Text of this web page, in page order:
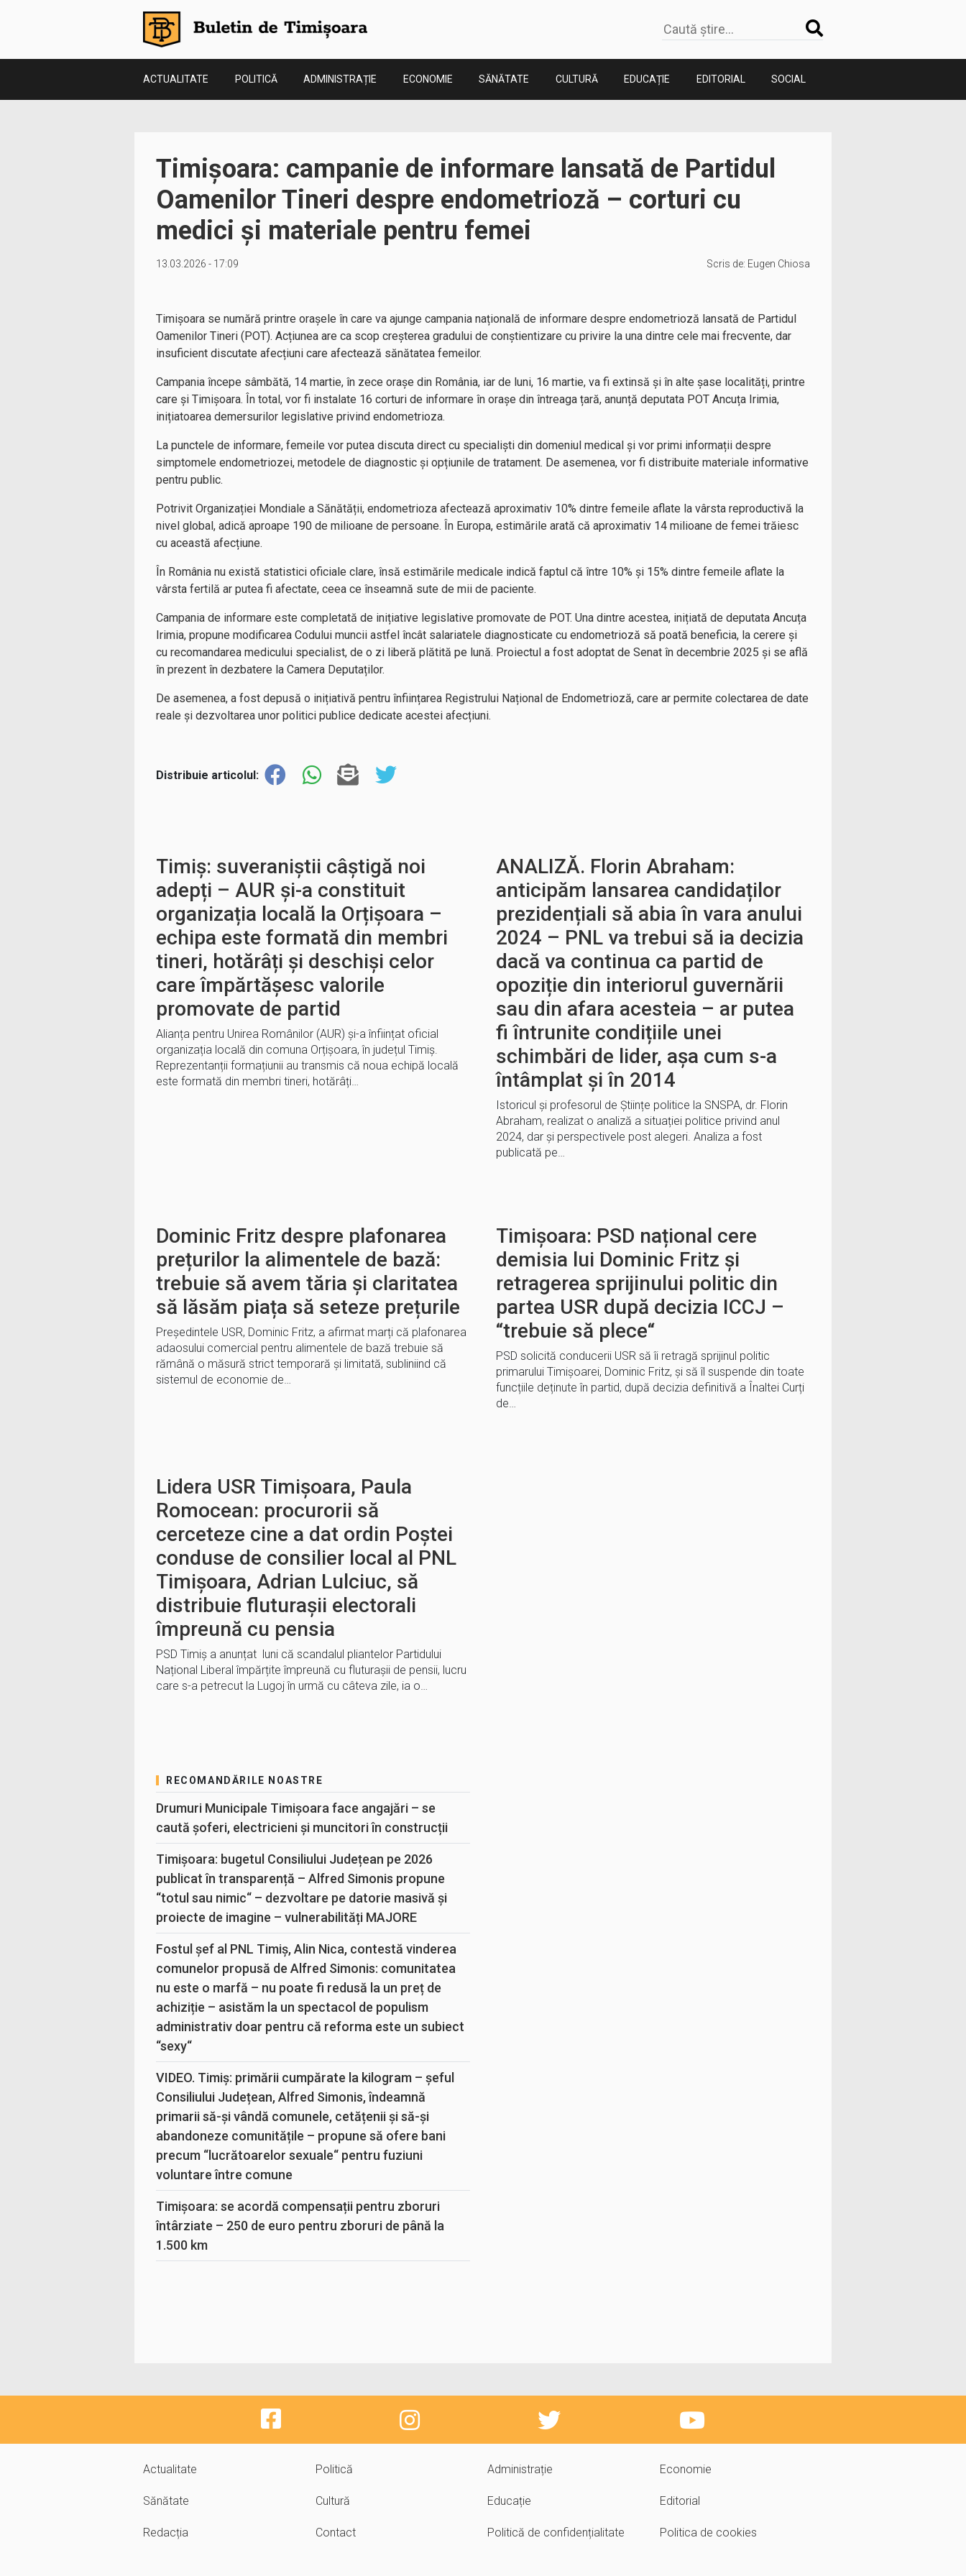
ACTUALITATE POLITICĂ ADMINISTRAȚIE ECONOMIE SĂNĂTATE CULTURĂ EDUCAȚIE EDITORIAL SOCIAL
Timișoara: campanie de informare lansată de Partidul
Oamenilor Tineri despre endometrioză – corturi cu
medici și materiale pentru femei
13.03.2026 - 17:09 Scris de: Eugen Chiosa
Timișoara se numără printre orașele în care va ajunge campania națională de informare despre endometrioză lansată de Partidul
Oamenilor Tineri (POT). Acțiunea are ca scop creșterea gradului de conștientizare cu privire la una dintre cele mai frecvente, dar
insuficient discutate afecțiuni care afectează sănătatea femeilor.
Campania începe sâmbătă, 14 martie, în zece orașe din România, iar de luni, 16 martie, va fi extinsă și în alte șase localități, printre
care și Timișoara. În total, vor fi instalate 16 corturi de informare în orașe din întreaga țară, anunță deputata POT Ancuța Irimia,
inițiatoarea demersurilor legislative privind endometrioza.
La punctele de informare, femeile vor putea discuta direct cu specialiști din domeniul medical și vor primi informații despre
simptomele endometriozei, metodele de diagnostic și opțiunile de tratament. De asemenea, vor fi distribuite materiale informative
pentru public.
Potrivit Organizației Mondiale a Sănătății, endometrioza afectează aproximativ 10% dintre femeile aflate la vârsta reproductivă la
nivel global, adică aproape 190 de milioane de persoane. În Europa, estimările arată că aproximativ 14 milioane de femei trăiesc
cu această afecțiune.
În România nu există statistici oficiale clare, însă estimările medicale indică faptul că între 10% și 15% dintre femeile aflate la
vârsta fertilă ar putea fi afectate, ceea ce înseamnă sute de mii de paciente.
Campania de informare este completată de inițiative legislative promovate de POT. Una dintre acestea, inițiată de deputata Ancuța
Irimia, propune modificarea Codului muncii astfel încât salariatele diagnosticate cu endometrioză să poată beneficia, la cerere și
cu recomandarea medicului specialist, de o zi liberă plătită pe lună. Proiectul a fost adoptat de Senat în decembrie 2025 și se află
în prezent în dezbatere la Camera Deputaților.
De asemenea, a fost depusă o inițiativă pentru înființarea Registrului Național de Endometrioză, care ar permite colectarea de date
reale și dezvoltarea unor politici publice dedicate acestei afecțiuni.
Distribuie articolul:
Timiș: suveraniștii câștigă noi
adepți – AUR și-a constituit
organizația locală la Orțișoara –
echipa este formată din membri
tineri, hotărâți și deschiși celor
care împărtășesc valorile
promovate de partid
Alianța pentru Unirea Românilor (AUR) și-a înființat oficial
organizația locală din comuna Orțișoara, în județul Timiș.
Reprezentanții formațiunii au transmis că noua echipă locală
este formată din membri tineri, hotărâți…
ANALIZĂ. Florin Abraham:
anticipăm lansarea candidaților
prezidențiali să abia în vara anului
2024 – PNL va trebui să ia decizia
dacă va continua ca partid de
opoziție din interiorul guvernării
sau din afara acesteia – ar putea
fi întrunite condițiile unei
schimbări de lider, așa cum s-a
întâmplat și în 2014
Istoricul și profesorul de Științe politice la SNSPA, dr. Florin
Abraham, realizat o analiză a situației politice privind anul
2024, dar și perspectivele post alegeri. Analiza a fost
publicată pe…
Dominic Fritz despre plafonarea
prețurilor la alimentele de bază:
trebuie să avem tăria și claritatea
să lăsăm piața să seteze prețurile
Președintele USR, Dominic Fritz, a afirmat marți că plafonarea
adaosului comercial pentru alimentele de bază trebuie să
rămână o măsură strict temporară și limitată, subliniind că
sistemul de economie de…
Timișoara: PSD național cere
demisia lui Dominic Fritz și
retragerea sprijinului politic din
partea USR după decizia ICCJ –
“trebuie să plece“
PSD solicită conducerii USR să îi retragă sprijinul politic
primarului Timișoarei, Dominic Fritz, și să îl suspende din toate
funcțiile deținute în partid, după decizia definitivă a Înaltei Curți
de…
Lidera USR Timișoara, Paula
Romocean: procurorii să
cerceteze cine a dat ordin Poștei
conduse de consilier local al PNL
Timișoara, Adrian Lulciuc, să
distribuie fluturașii electorali
împreună cu pensia
PSD Timiș a anunțat luni că scandalul pliantelor Partidului
Național Liberal împărțite împreună cu fluturașii de pensii, lucru
care s-a petrecut la Lugoj în urmă cu câteva zile, ia o…
RECOMANDĂRILE NOASTRE
Drumuri Municipale Timișoara face angajări – se
caută șoferi, electricieni și muncitori în construcții
Timișoara: bugetul Consiliului Județean pe 2026
publicat în transparență – Alfred Simonis propune
“totul sau nimic“ – dezvoltare pe datorie masivă și
proiecte de imagine – vulnerabilități MAJORE
Fostul șef al PNL Timiș, Alin Nica, contestă vinderea
comunelor propusă de Alfred Simonis: comunitatea
nu este o marfă – nu poate fi redusă la un preț de
achiziție – asistăm la un spectacol de populism
administrativ doar pentru că reforma este un subiect
“sexy“
VIDEO. Timiș: primării cumpărate la kilogram – șeful
Consiliului Județean, Alfred Simonis, îndeamnă
primarii să-și vândă comunele, cetățenii și să-și
abandoneze comunitățile – propune să ofere bani
precum “lucrătoarelor sexuale“ pentru fuziuni
voluntare între comune
Timișoara: se acordă compensații pentru zboruri
întârziate – 250 de euro pentru zboruri de până la
1.500 km
Actualitate Politică Administrație Economie
Sănătate Cultură Educație Editorial
Redacția Contact Politică de confidențialitate Politica de cookies